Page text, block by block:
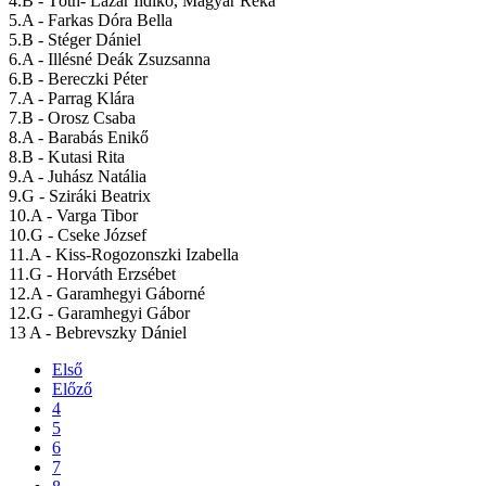
5.A - Farkas Dóra Bella
5.B - Stéger Dániel
6.A - Illésné Deák Zsuzsanna
6.B - Bereczki Péter
7.A - Parrag Klára
7.B - Orosz Csaba
8.A - Barabás Enikő
8.B - Kutasi Rita
9.A - Juhász Natália
9.G - Sziráki Beatrix
10.A - Varga Tibor
10.G - Cseke József
11.A - Kiss-Rogozonszki Izabella
11.G - Horváth Erzsébet
12.A - Garamhegyi Gáborné
12.G - Garamhegyi Gábor
13 A - Bebrevszky Dániel
Első
Előző
4
5
6
7